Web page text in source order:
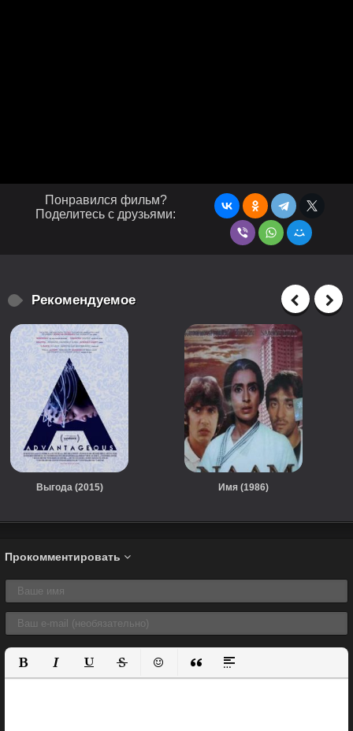
Понравился фильм?
Поделитесь с друзьями:
Рекомендуемое
Выгода (2015) Имя (1986)
Прокомментировать
Полужирный
КурсивПодчеркнутый
ЗачеркнутыйВставить смайлик
Вставка цитаты
Вставка спойлера